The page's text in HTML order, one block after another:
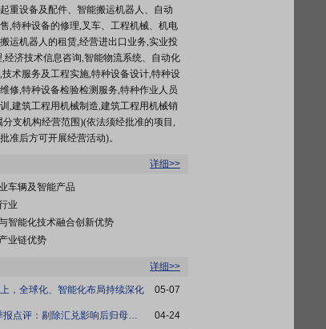
重设备及配件、智能搬运机器人、自动
,特种设备的修理,叉车、工程机械、机电
运机器人的租赁,经营进出口业务,实业投
,经济技术信息咨询,智能物流系统、自动化
术服务及工程实施,特种设备设计,特种设
修,特种设备检验检测服务,特种作业人员
,建筑工程用机械制造,建筑工程用机械销
分支机构经营范围)(依法须经批准的项目,
准后方可开展经营活动)。
详细>>
车辆及智能产品
业
智能化技术融合创新优势
业链优势
详细>>
，全球化、智能化布局持续深化 05-07
2026年一季报点评：剔除汇兑影响后归母净利... 04-24